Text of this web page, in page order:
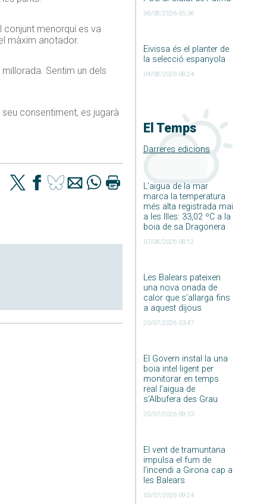
06/08/2026 05:36
Eivissa és el planter de
la selecció espanyola
04/08/2026 08:24
El Temps
Darreres edicions
L’aigua de la mar
marca la temperatura
més alta registrada mai
a les Illes: 33,02 ºC a la
boia de sa Dragonera
07/08/2026 08:12
Les Balears pateixen
una nova onada de
calor que s’allarga fins
a aquest dijous
20/07/2026 03:47
El Govern instal·la una
boia intel·ligent per
monitorar en temps
real l’aigua de
s’Albufera des Grau
20/07/2026 09:33
El vent de tramuntana
impulsa el fum de
l’incendi a Girona cap a
les Balears
03/07/2026 09:24
conjunt menorquí es va
màxim anotador.
millorada. Sentim un dels
consentiment, es jugarà